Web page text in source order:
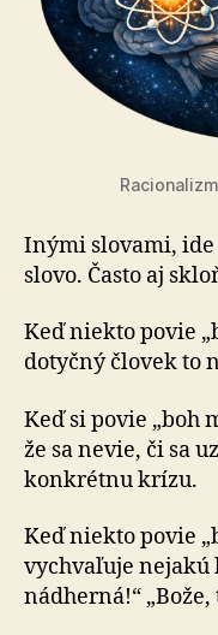
Inými slovami,
slovo. Často aj
Keď niekto povie
dotyčný človek to
Keď si povie „boh
že sa nevie, či sa
konkrétnu krízu.
Keď niekto povie
vychvaľuje nejakú
nádherná!“